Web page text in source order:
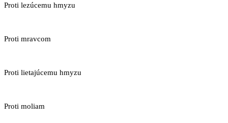
Proti lezúcemu hmyzu
Proti mravcom
Proti lietajúcemu hmyzu
Proti moliam